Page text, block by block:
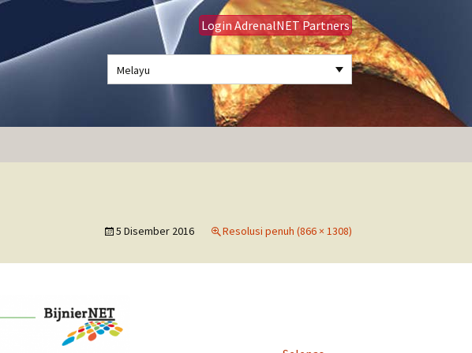
Login AdrenalNET Partners
Melayu
5 Disember 2016 Resolusi penuh (866 × 1308)